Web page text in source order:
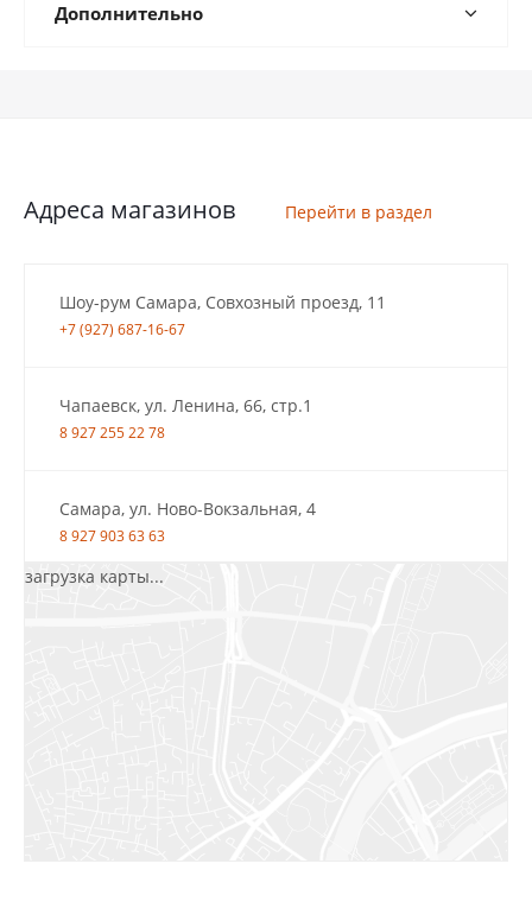
Дополнительно
Адреса магазинов Перейти в раздел
Шоу-рум Самара, Совхозный проезд, 11
+7 (927) 687-16-67
Чапаевск, ул. Ленина, 66, стр.1
8 927 255 22 78
Самара, ул. Ново-Вокзальная, 4
8 927 903 63 63
загрузка карты...